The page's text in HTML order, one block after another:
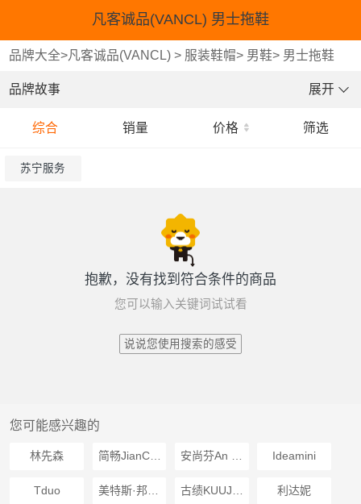
凡客诚品(VANCL) 男士拖鞋
品牌大全>凡客诚品(VANCL) > 服装鞋帽> 男鞋> 男士拖鞋
品牌故事 展开
综合 销量 价格 筛选
苏宁服务
抱歉，没有找到符合条件的商品
您可以输入关键词试试看
说说您使用搜索的感受
您可能感兴趣的
林先森 简畅JianChang Ideamini
Tduo 利达妮